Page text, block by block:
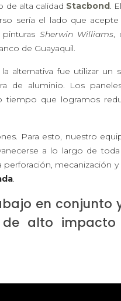
de alta calidad Stacbond .
sería el lado que
Sherwin Williams,
de Guayaquil.
alternativa fue utilizar un
de aluminio. Los
que logramos
Para esto, nuestro
a lo largo de
mecanización
.
en conjunto
alto